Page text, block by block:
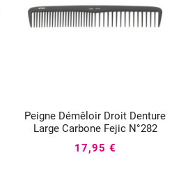
Peigne Démêloir Droit Denture
Large Carbone Fejic N°282
  
17,95 €